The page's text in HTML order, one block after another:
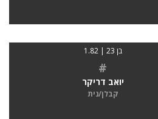
בן 23 | 1.82
#
יואב דריקר
קבלן/נית